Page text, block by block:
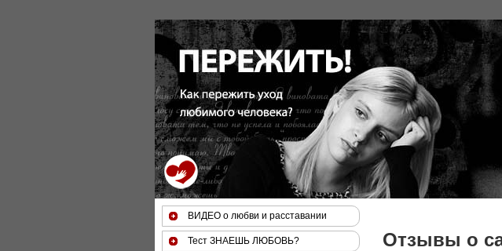
За 50 минут Вы можете оценить тяжесть своего состояния и его
Отзывы о
ВИДЕО о любви и расставании
Тест ЗНАЕШЬ ЛЮБОВЬ?